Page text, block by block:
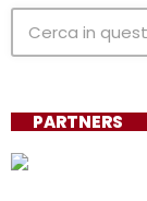
PARTNERS